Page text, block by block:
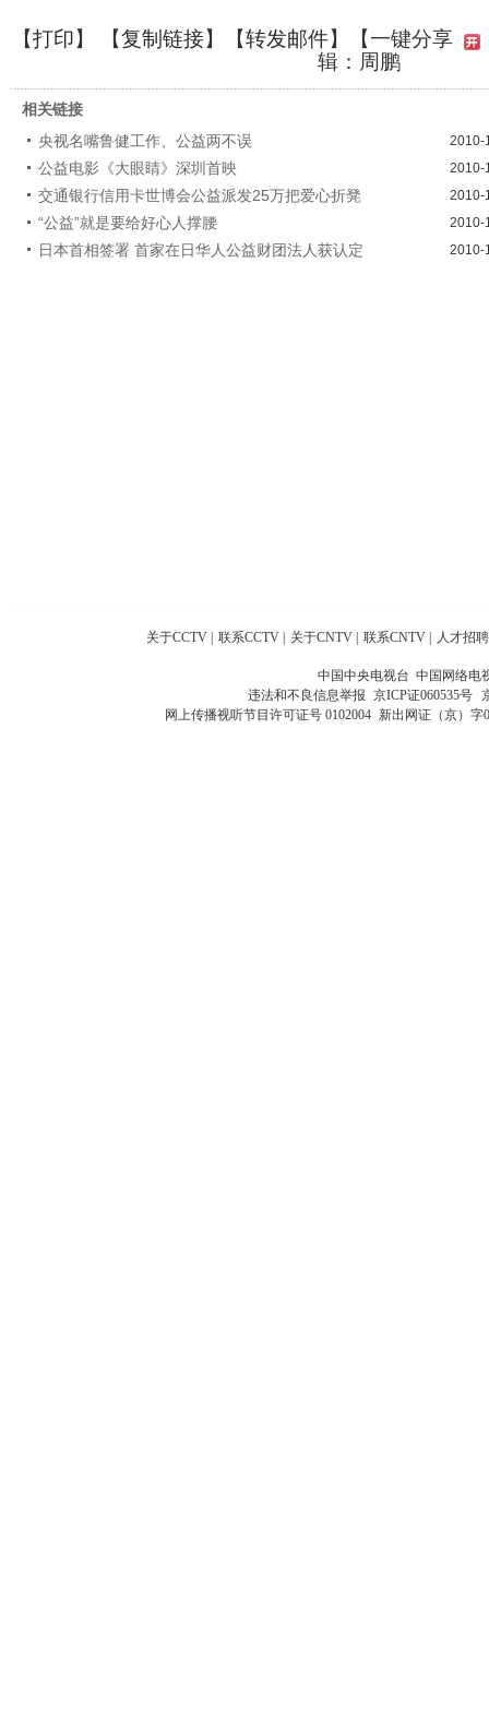
【打印】 【复制链接】【转发邮件】
【一键分享
辑：周鹏
相关链接
央视名嘴鲁健工作、公益两不误
2010-
公益电影《大眼睛》深圳首映 2010-
交通银行信用卡世博会公益派发25万把爱心折凳 2010-
“公益”就是要给好心人撑腰 2010-
日本首相签署 首家在日华人公益财团法人获认定 2010-
关于CCTV | 联系CCTV | 关于CNTV | 联系CNTV | 人才招聘
中国中央电视台 中国网络电
违法和不良信息举报 京ICP证060535号
网上传播视听节目许可证号 0102004 新出网证（京）